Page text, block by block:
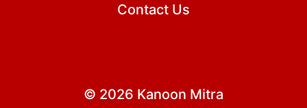
Contact Us
© 2026 Kanoon Mitra